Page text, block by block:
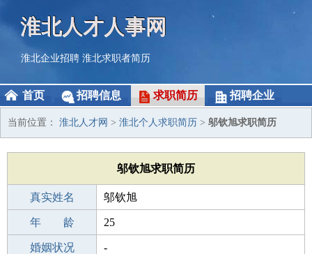
淮北人才人事网
淮北企业招聘 淮北求职者简历
首页 招聘信息 求职简历 招聘企业
当前位置： 淮北人才网 > 淮北个人求职简历 > 邬钦旭求职简历
邬钦旭求职简历
真实姓名 邬钦旭
性 别 男
年 龄 25
出生年月 2001-07-23
婚姻状况 -